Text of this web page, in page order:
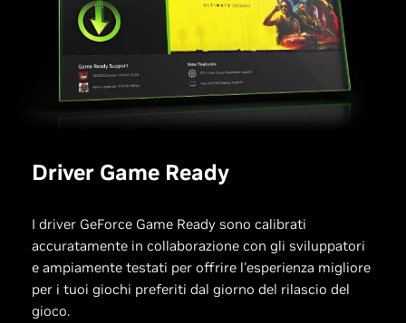
Driver Game Ready
I driver GeForce Game Ready sono calibrati
accuratamente in collaborazione con gli sviluppatori
e ampiamente testati per offrire l'esperienza migliore
per i tuoi giochi preferiti dal giorno del rilascio del
gioco.